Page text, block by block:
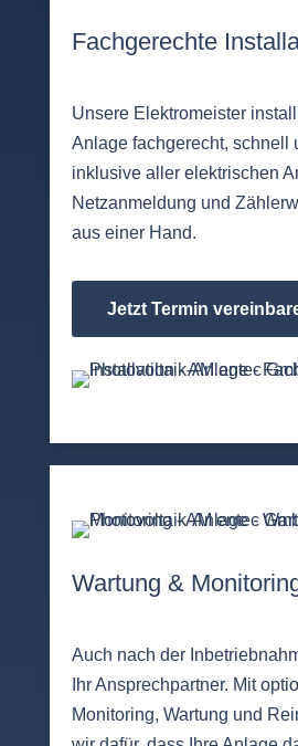
Fachgerechte
Unsere Elektromeister
Anlage fachgerecht, schnell
inklusive aller elektrischen
Netzanmeldung und
aus einer Hand.
Jetzt Termin
Wartung &
Auch nach der
Ihr Ansprechpartner. Mit
Monitoring, Wartung und